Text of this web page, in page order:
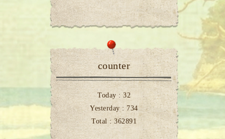
counter
Today : 32
Yesterday : 734
Total : 362891